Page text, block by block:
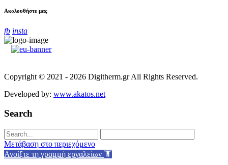
Ακολουθήστε μας
fb insta
Copyright © 2021 - 2026 Digitherm.gr All Rights Reserved.
Developed by: www.akatos.net
Search
Μετάβαση στο περιεχόμενο
Ανοίξτε τη γραμμή εργαλείων